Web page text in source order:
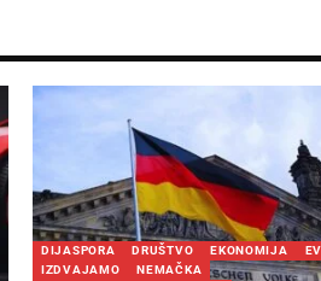
DIJASPORA DRUŠTVO EKONOMIJA
IZDVAJAMO
NEMAČKA